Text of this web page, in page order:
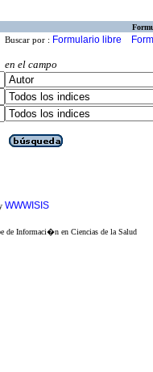
Buscar por : Formulario libre
en el campo
WWWISIS
de Informaci�n en Ciencias de la Salud